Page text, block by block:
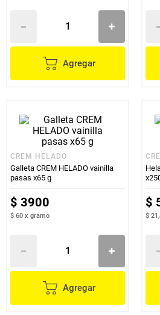
Agregar
CREM HELADO
Galleta CREM HELADO vainilla
pasas x65 g
$ 3900
$ 60 x gramo
Agregar
$
$